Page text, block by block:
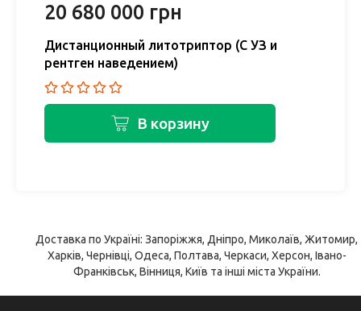
20 680 000 грн
Дистанционный литотриптор (С УЗ и
рентген наведением)
В корзину
Доставка по Україні: Запоріжжя, Дніпро, Миколаїв, Житомир,
Харків, Чернівці, Одеса, Полтава, Черкаси, Херсон, Івано-
Франківськ, Вінниця, Київ та інші міста України.